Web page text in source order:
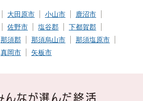
大田原市 小山市
鹿沼市
佐野市 塩谷郡
下都賀郡
那須郡 那須烏山市
那須塩原市
真岡市 矢板市